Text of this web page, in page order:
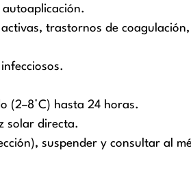
trastornos de
(2–8°C) hasta 24 horas.
solar directa.
suspender y consultar al